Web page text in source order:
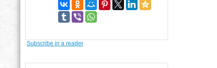
Subscribe in a reader